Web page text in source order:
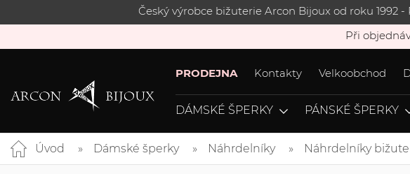
Český výrobce bižuterie Arcon Bijoux od roku
Při
PRODEJNA Kontakty Velkoobchod
DÁMSKÉ ŠPERKY PÁNSKÉ ŠPERKY
Úvod Dámské šperky Náhrdelníky Náhrdelníky